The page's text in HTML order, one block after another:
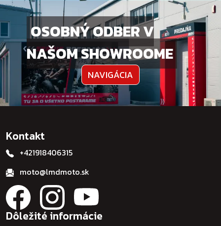
OSOBNÝ ODBER V
NAŠOM SHOWROOME
NAVIGÁCIA
Kontakt
+421918406315
moto@lmdmoto.sk
Dôležité informácie